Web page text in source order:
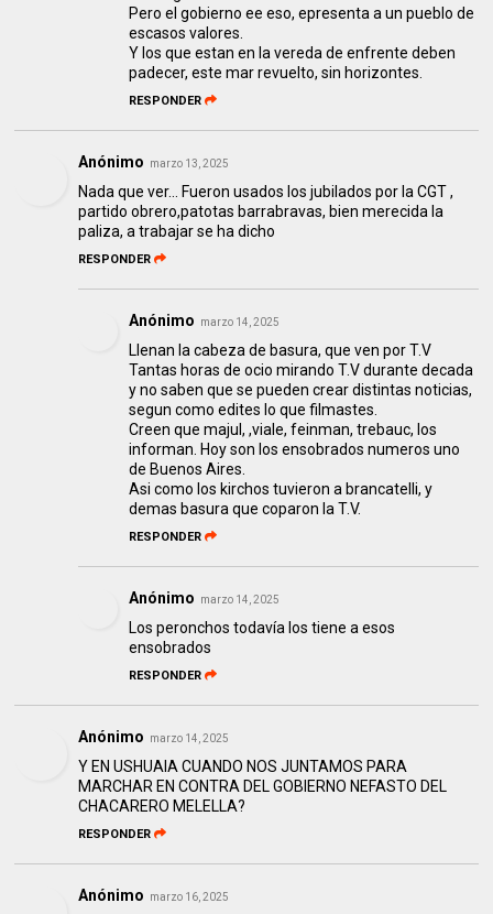
Pero el gobierno ee eso, epresenta a un pueblo de
escasos valores.
Y los que estan en la vereda de enfrente deben
padecer, este mar revuelto, sin horizontes.
RESPONDER
Anónimo marzo 13, 2025
Nada que ver... Fueron usados los jubilados por la CGT ,
partido obrero,patotas barrabravas, bien merecida la
paliza, a trabajar se ha dicho
RESPONDER
Anónimo marzo 14, 2025
Llenan la cabeza de basura, que ven por T.V
Tantas horas de ocio mirando T.V durante decada
y no saben que se pueden crear distintas noticias,
segun como edites lo que filmastes.
Creen que majul, ,viale, feinman, trebauc, los
informan. Hoy son los ensobrados numeros uno
de Buenos Aires.
Asi como los kirchos tuvieron a brancatelli, y
demas basura que coparon la T.V.
RESPONDER
Anónimo marzo 14, 2025
Los peronchos todavía los tiene a esos
ensobrados
RESPONDER
Anónimo marzo 14, 2025
Y EN USHUAIA CUANDO NOS JUNTAMOS PARA
MARCHAR EN CONTRA DEL GOBIERNO NEFASTO DEL
CHACARERO MELELLA?
RESPONDER
Anónimo marzo 16, 2025